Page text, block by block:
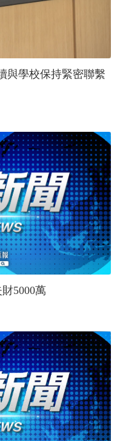
與學校保持緊密聯繫
最大宗失財5000萬